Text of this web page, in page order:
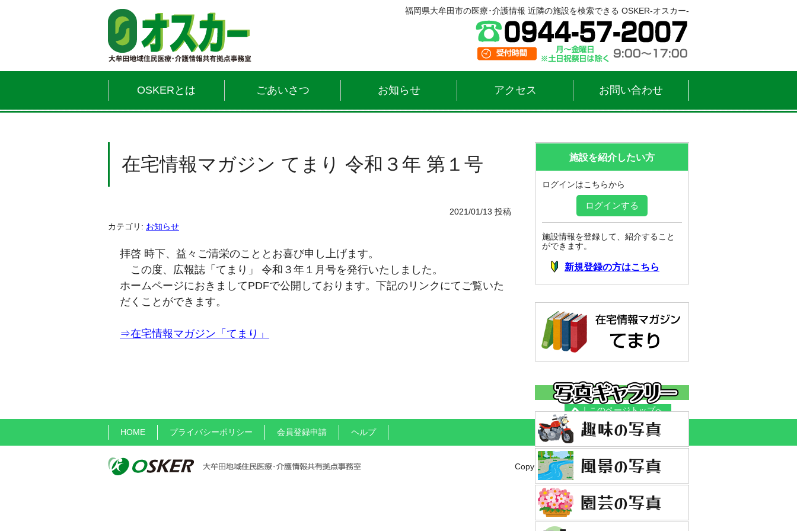
福岡県大牟田市の医療･介護情報 近隣の施設を検索できる OSKER-オスカー-
OSKERとは ごあいさつ お知らせ アクセス お問い合わせ
在宅情報マガジン てまり 令和３年 第１号
2021/01/13 投稿
カテゴリ: お知らせ
拝啓 時下、益々ご清栄のこととお喜び申し上げます。
この度、広報誌「てまり」 令和３年１月号を発行いたしました。
ホームページにおきましてPDFで公開しております。下記のリンクにてご覧いた
だくことができます。
⇒在宅情報マガジン「てまり」
施設を紹介したい方
ログインはこちらから
ログインする
施設情報を登録して、紹介すること
ができます。
新規登録の方はこちら
｜このページトップへ
HOME プライバシーポリシー 会員登録申請 ヘルプ
Copyright© OSKER.ORG, All Rights Reserved.